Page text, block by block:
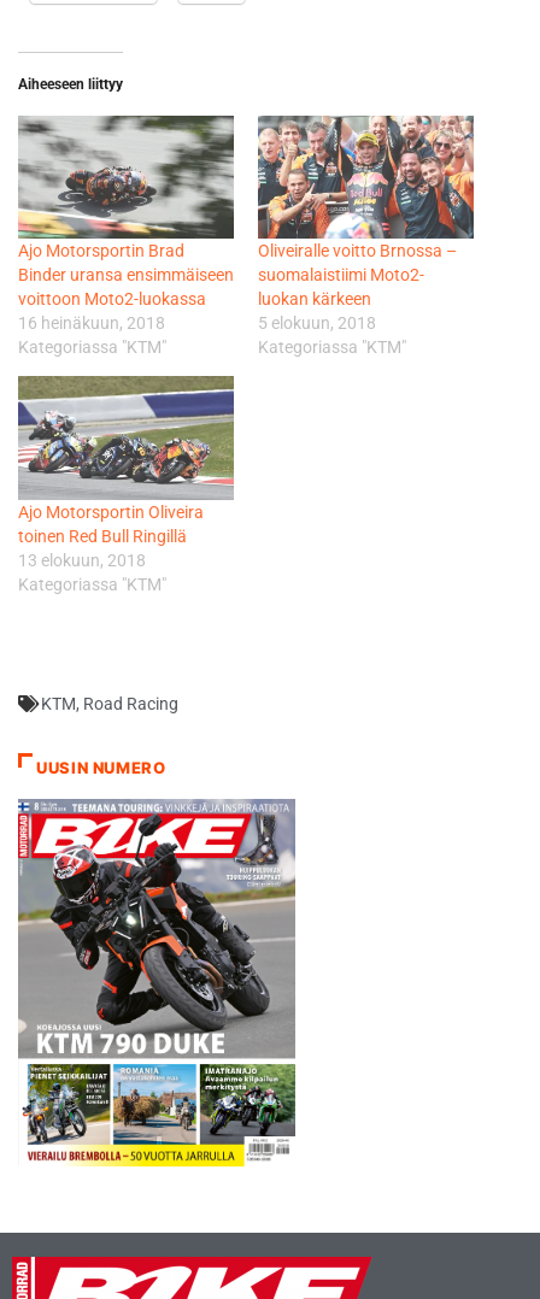
Aiheeseen liittyy
Ajo Motorsportin Brad
Binder uransa ensimmäiseen
voittoon Moto2-luokassa
16 heinäkuun, 2018
Kategoriassa "KTM"
Oliveiralle voitto Brnossa –
suomalaistiimi Moto2-
luokan kärkeen
5 elokuun, 2018
Kategoriassa "KTM"
Ajo Motorsportin Oliveira
toinen Red Bull Ringillä
13 elokuun, 2018
Kategoriassa "KTM"
KTM, Road Racing
UUSIN NUMERO